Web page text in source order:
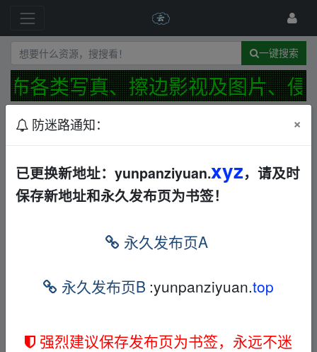
一键搜索
各类写真、擦边影视及图片、侵
最新 精华 发布规范
2025新书200套红楼梦书单罗翔书单 其他 夸克
1小时前
【电影】【美】睡梦医生（2019年恐怖电影，《闪
Kelvinhou 2小时前
防迷路通知： ×
已更换新地址：yunpanziyuan.xyz，请及时
保存新地址和永久发布页为书签！
永久发布页A
永久发布页B :yunpanziyuan.top
强烈建议保存发布页为书签，永远不迷